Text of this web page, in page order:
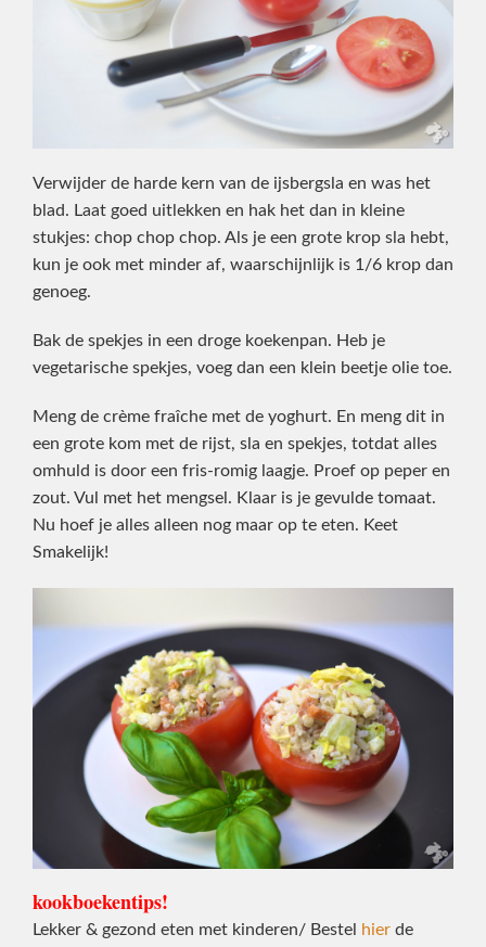
Verwijder de harde kern van de ijsbergsla en was het
blad. Laat goed uitlekken en hak het dan in kleine
stukjes: chop chop chop. Als je een grote krop sla hebt,
kun je ook met minder af, waarschijnlijk is 1/6 krop dan
genoeg.
Bak de spekjes in een droge koekenpan. Heb je
vegetarische spekjes, voeg dan een klein beetje olie toe.
Meng de crème fraîche met de yoghurt. En meng dit in
een grote kom met de rijst, sla en spekjes, totdat alles
omhuld is door een fris-romig laagje. Proef op peper en
zout. Vul met het mengsel. Klaar is je gevulde tomaat.
Nu hoef je alles alleen nog maar op te eten. Keet
Smakelijk!
kookboekentips!
Lekker & gezond eten met kinderen/ Bestel hier de